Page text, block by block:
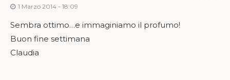
1 Marzo 2014 - 18:09
Sembra ottimo…e immaginiamo il profumo!
Buon fine settimana
Claudia